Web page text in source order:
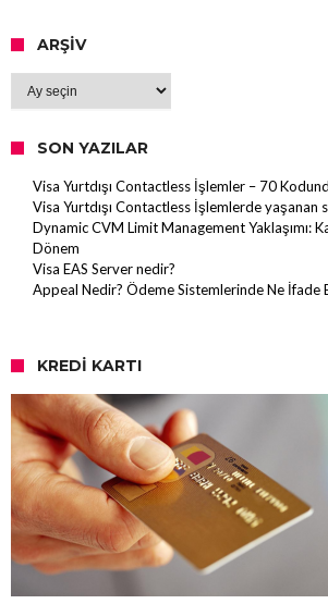
ARŞIV
SON YAZILAR
Visa Yurtdışı Contactless İşlemler – 70
Visa Yurtdışı Contactless İşlemlerde yaşanan
Dynamic CVM Limit Management Yaklaşımı:
Dönem
Visa EAS Server nedir?
Appeal Nedir? Ödeme Sistemlerinde Ne İfade
KREDI KARTI